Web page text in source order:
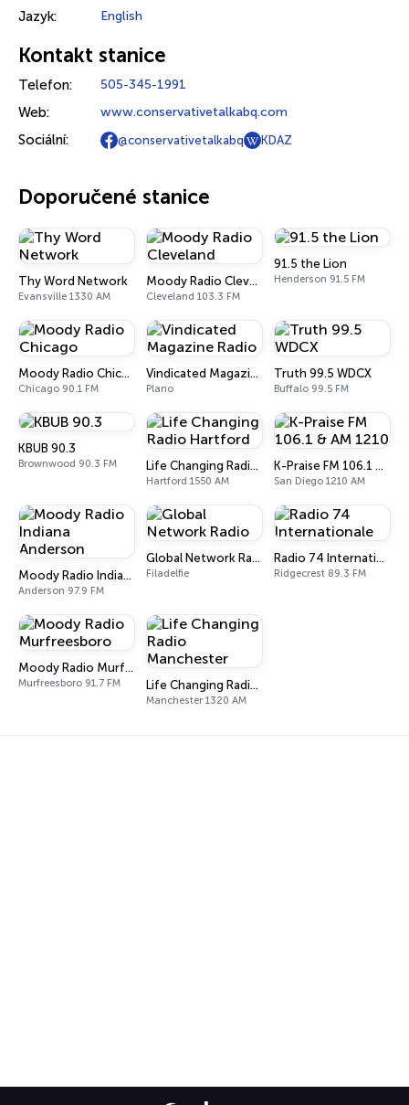
Jazyk: English
Kontakt stanice
Telefon: 505-345-1991
Web: www.conservativetalkabq.com
Sociální: @conservativetalkabq KDAZ
Doporučené stanice
Thy Word Network
Evansville 1330 AM
Moody Radio Cleveland
Cleveland 103.3 FM
91.5 the Lion
Henderson 91.5 FM
Moody Radio Chicago
Chicago 90.1 FM
Vindicated Magazine Radio
Plano
Truth 99.5 WDCX
Buffalo 99.5 FM
KBUB 90.3
Brownwood 90.3 FM Life Changing Radio Hartford
Hartford 1550 AM
K-Praise FM 106.1 & AM 1210
San Diego 1210 AM
Moody Radio Indiana Anderson
Anderson 97.9 FM
Global Network Radio
Filadelfie
Radio 74 Internationale
Ridgecrest 89.3 FM
Moody Radio Murfreesboro
Murfreesboro 91.7 FM Life Changing Radio Manchester
Manchester 1320 AM